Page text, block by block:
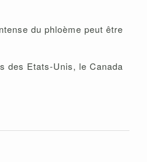
du phloème peut être
des Etats-Unis, le Canada